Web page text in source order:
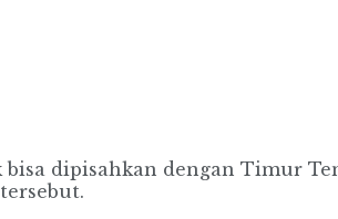
bisa dipisahkan dengan Ti­mur